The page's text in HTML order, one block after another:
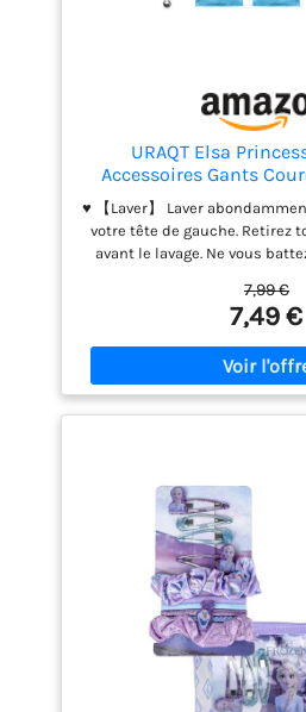
URAQT Elsa
Accessoires Gants
Tresse Robe Longue
Fille, Bleu (Gants
Tresse), Taille
♥ 【Laver】 Laver
votre tête de gauche. Retirez
avant le lavage. Ne vous
un jet peut causer des
【Robe élégante dress Robes
bonne qualité. Toutes les filles
ne peuvent pas lui
irréprochable】 100%
des tissus confortables
parfait】 C'est une robe que
avoir. Dans ce costume,
une vraie princesse da. ♥【
rencontrez des problèmes
produit, n'hésitez pas à nous
une solution satisfaisante,
vous
7,99 €
7,49 €